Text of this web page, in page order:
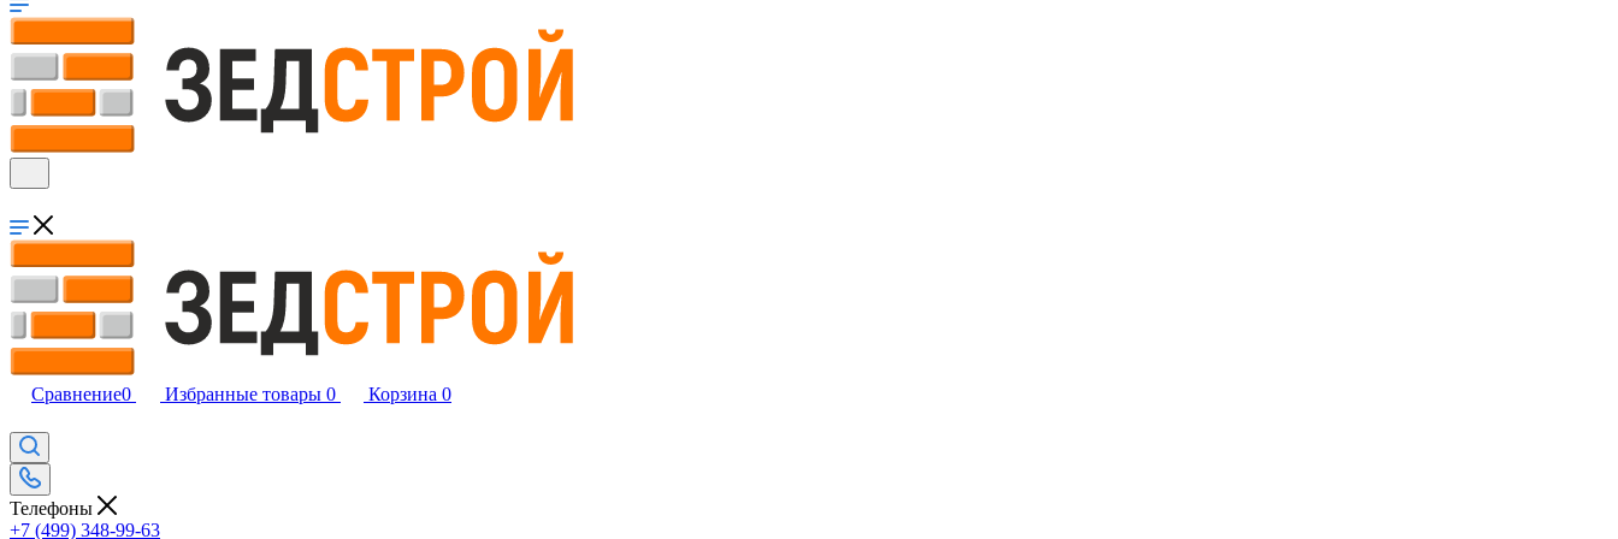
Сравнение0 Избранные товары 0 Корзина 0
Телефоны
+7 (499) 348-99-63